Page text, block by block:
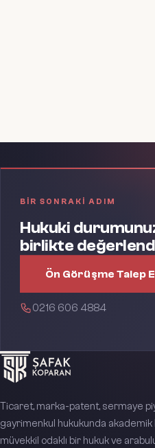
BIR SONRAKI ADIM
Hukuki
birlikte
Ön Görüşme Talep
0216 606 4884
Ticaret, marka-patent, sermaye
gayrimenkul hukukunda akademik
müvekkil odaklı bir hukuk ve